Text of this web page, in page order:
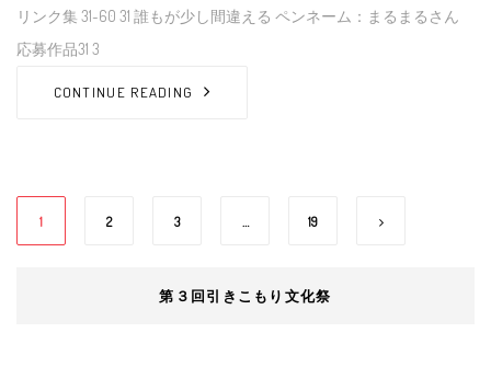
リンク集 31~60 31 誰もが少し間違える ペンネーム：まるまるさん
応募作品31 3
CONTINUE READING
1 2 3 … 19
第３回引きこもり文化祭